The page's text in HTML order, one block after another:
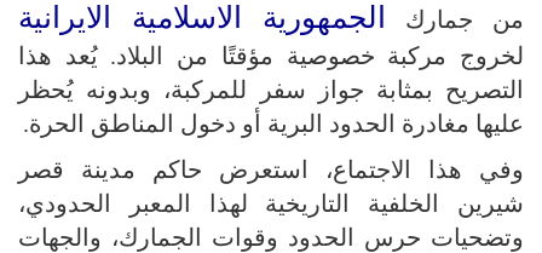
من جمارك
الجمهورية الاسلامية الايرانية
لخروج مركبة خصوصية مؤقتًا من البلاد. يُعد هذا
التصريح بمثابة جواز سفر للمركبة، وبدونه يُحظر
عليها مغادرة الحدود البرية أو دخول المناطق الحرة.
وفي هذا الاجتماع، استعرض حاكم مدينة قصر
شيرين الخلفية التاريخية لهذا المعبر الحدودي،
وتضحيات حرس الحدود وقوات الجمارك، والجهات